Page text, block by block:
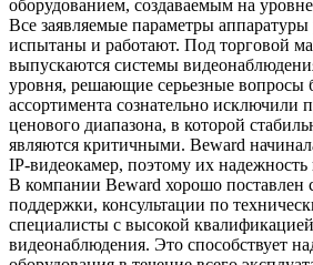
оборудованием, создаваемым на
Все заявляемые параметры
испытаны и работают. Под торговой
выпускаются системы
уровня, решающие серьезные вопросы
ассортимента сознательно исключили
ценового диапазона, в которой
являются критичными. Beward
IP-видеокамер, поэтому их
В компании Beward хорошо поставлен
поддержки, консультации по
специалисты с высокой
видеонаблюдения. Это способствует